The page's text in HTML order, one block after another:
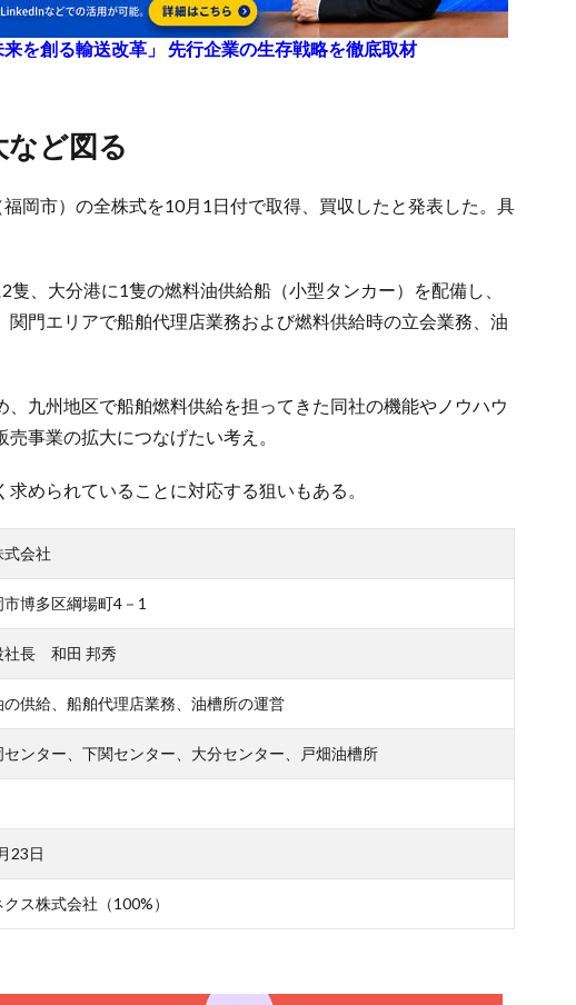
を創る輸送改革」 先行企業の生存戦略を徹底取材
など図る
岡市）の全株式を10月1日付で取得、買収したと発表した。具
、大分港に1隻の燃料油供給船（小型タンカー）を配備し、
門エリアで船舶代理店業務および燃料供給時の立会業務、油
九州地区で船舶燃料供給を担ってきた同社の機能やノウハウ
事業の拡大につなげたい考え。
められていることに対応する狙いもある。
会社
博多区綱場町4－1
社長 和田 邦秀
供給、船舶代理店業務、油槽所の運営
ンター、下関センター、大分センター、戸畑油槽所
23日
ス株式会社（100%）